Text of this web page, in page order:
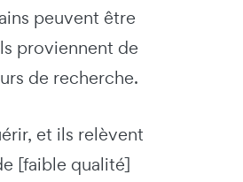
peuvent être
proviennent de
de recherche.
et ils relèvent
[faible qualité]